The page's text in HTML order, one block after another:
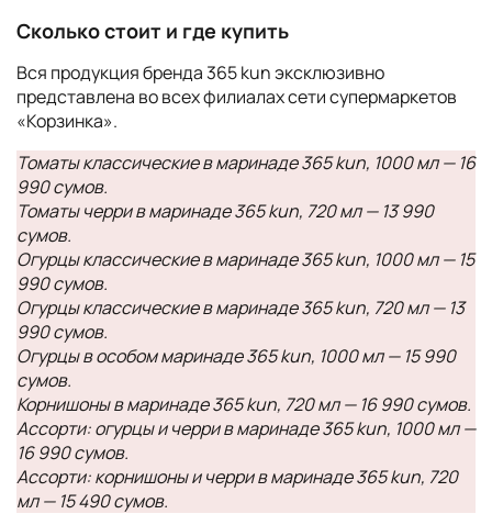
Сколько стоит и где купить
Вся продукция бренда 365 kun эксклюзивно
представлена во всех филиалах сети супермаркетов
«Корзинка».
Томаты классические в маринаде 365 kun, 1000 мл — 16
990сумов.
Томаты черри в маринаде 365 kun, 720 мл — 13 990
сумов.
Огурцы классические в маринаде 365 kun, 1000 мл — 15
990 сумов.
Огурцы классические в маринаде 365 kun, 720 мл — 13
990 сумов.
Огурцы в особом маринаде 365 kun, 1000 мл — 15 990
сумов.
Корнишоны в маринаде 365 kun, 720 мл — 16 990 сумов.
Ассорти: огурцы и черри в маринаде 365 kun, 1000 мл —
16 990 сумов.
Ассорти: корнишоны и черри в маринаде 365 kun, 720
мл — 15 490 сумов.